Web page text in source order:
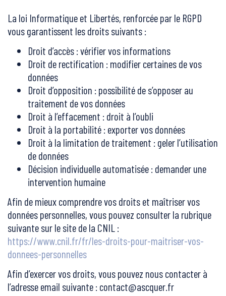
La loi Informatique et Libertés, renforcée par le RGPD
vous garantissent les droits suivants :
Droit d’accès : vérifier vos informations
Droit de rectification : modifier certaines de vos
données
Droit d’opposition : possibilité de s’opposer au
traitement de vos données
Droit à l’effacement : droit à l’oubli
Droit à la portabilité : exporter vos données
Droit à la limitation de traitement : geler l’utilisation
de données
Décision individuelle automatisée : demander une
intervention humaine
Afin de mieux comprendre vos droits et maîtriser vos
données personnelles, vous pouvez consulter la rubrique
suivante sur le site de la CNIL :
https://www.cnil.fr/fr/les-droits-pour-maitriser-vos-
donnees-personnelles
Afin d’exercer vos droits, vous pouvez nous contacter à
l’adresse email suivante : contact@ascquer.fr